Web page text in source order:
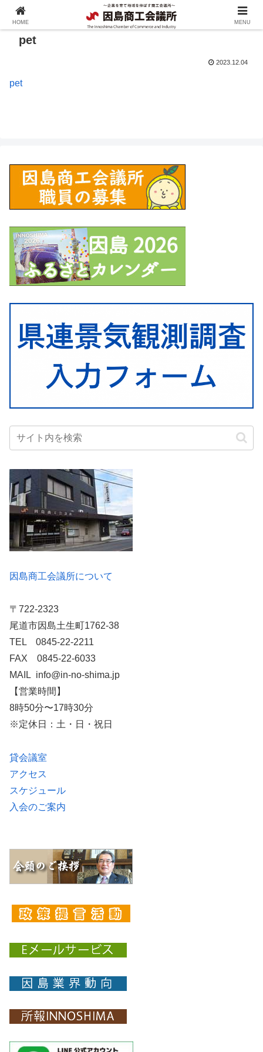
pet
2023.12.04
pet
因島商工会議所について
〒722-2323
尾道市因島土生町1762-38
TEL 0845-22-2211
FAX 0845-22-6033
MAIL info@in-no-shima.jp
【営業時間】
8時50分〜17時30分
※定休日：土・日・祝日
貸会議室
アクセス
スケジュール
入会のご案内
HOME MENU